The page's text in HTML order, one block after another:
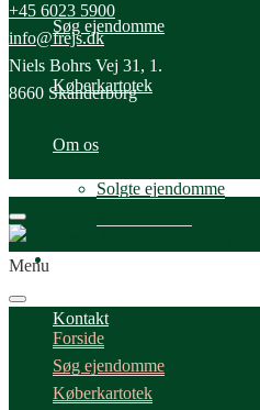
Søg ejendomme
Køberkartotek
Om os
Solgte ejendomme
Kontakt
+45 6023 5900
info@frejs.dk
Niels Bohrs Vej 31, 1.
8660 Skanderborg
Menu
Forside
Søg ejendomme
Køberkartotek